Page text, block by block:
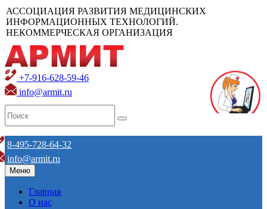
АССОЦИАЦИЯ РАЗВИТИЯ МЕДИЦИНСКИХ
ИНФОРМАЦИОННЫХ ТЕХНОЛОГИЙ.
НЕКОММЕРЧЕСКАЯ ОРГАНИЗАЦИЯ
+7-916-628-59-46
info@armit.ru
8-495-728-64-32
info@armit.ru
Меню
Главная
О нас